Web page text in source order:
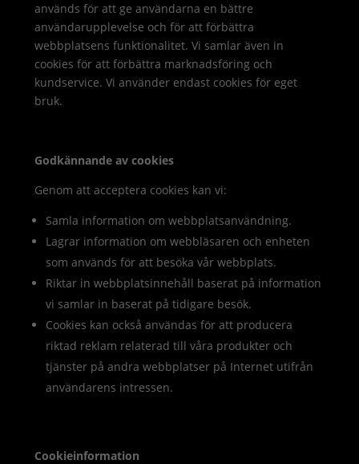
används för att ge användarna en bättre
användarupplevelse och för att förbättra
webbplatsens funktionalitet. Vi samlar även in
cookies för att förbättra marknadsföring och
kundservice. Vi använder endast cookies för eget
bruk.
Godkännande av cookies
Genom att acceptera cookies kan vi:
Samla information om webbplatsanvändning.
Lagrar information om webbläsaren och enheten
som används för att besöka vår webbplats.
Riktar in webbplatsinnehåll baserat på information
vi samlar in baserat på tidigare besök.
Cookies kan också användas för att producera
riktad reklam relaterad till våra produkter och
tjänster på andra webbplatser på Internet utifrån
användarens intressen.
Cookieinformation